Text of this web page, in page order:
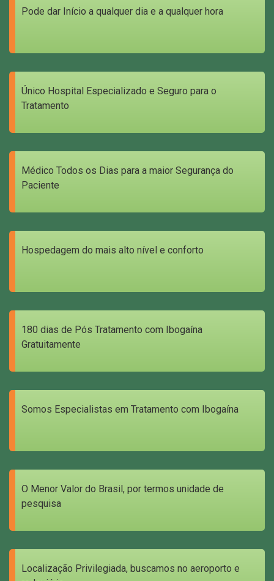
Pode dar Início a qualquer dia e a qualquer hora
Único Hospital Especializado e Seguro para o
Tratamento
Médico Todos os Dias para a maior Segurança do
Paciente
Hospedagem do mais alto nível e conforto
180 dias de Pós Tratamento com Ibogaína
Gratuitamente
Somos Especialistas em Tratamento com Ibogaína
O Menor Valor do Brasil, por termos unidade de
pesquisa
Localização Privilegiada, buscamos no aeroporto e